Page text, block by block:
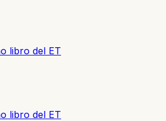
libro del ET
libro del ET